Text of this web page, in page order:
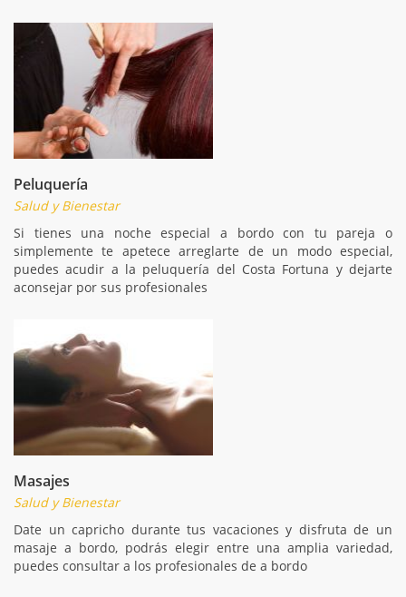
Peluquería
Salud y Bienestar
Si tienes una noche especial a bordo con tu pareja o
simplemente te apetece arreglarte de un modo especial,
puedes acudir a la peluquería del Costa Fortuna y dejarte
aconsejar por sus profesionales
Masajes
Salud y Bienestar
Date un capricho durante tus vacaciones y disfruta de un
masaje a bordo, podrás elegir entre una amplia variedad,
puedes consultar a los profesionales de a bordo